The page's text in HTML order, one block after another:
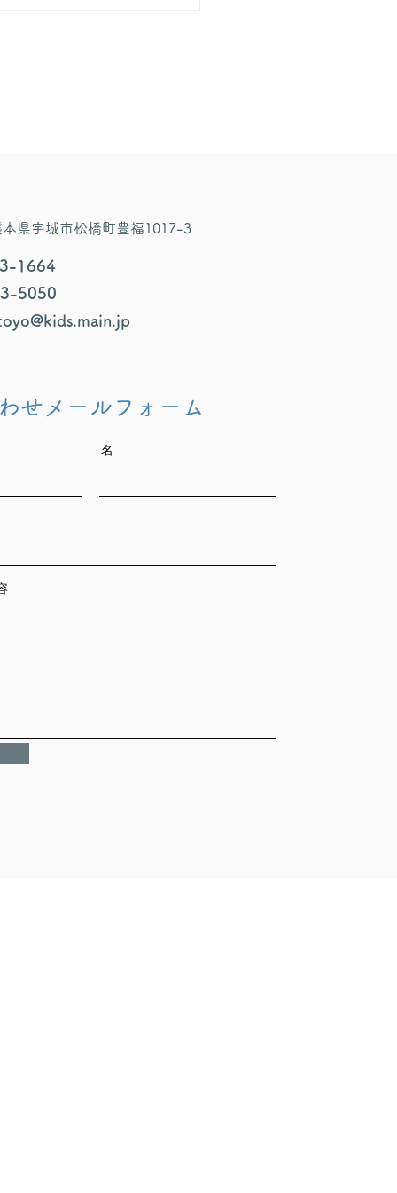
県宇城市松橋町豊福1017-3
1664
5050
せメールフォーム
名